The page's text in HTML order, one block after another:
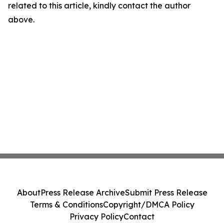
related to this article, kindly contact the author
above.
AboutPress Release ArchiveSubmit Press Release
Terms & ConditionsCopyright/DMCA Policy
Privacy PolicyContact